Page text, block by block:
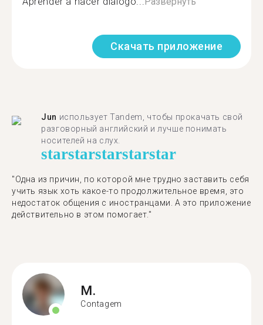
Скачать приложение
Jun использует Tandem, чтобы прокачать свой
разговорный английский и лучше понимать
носителей на слух.
starstarstarstarstar
"Одна из причин, по которой мне трудно заставить себя
учить язык хоть какое-то продолжительное время, это
недостаток общения с иностранцами. А это приложение
действительно в этом помогает."
M.
Contagem